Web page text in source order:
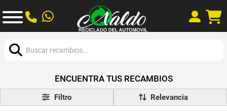
ENCUENTRA TUS RECAMBIOS
Filtro